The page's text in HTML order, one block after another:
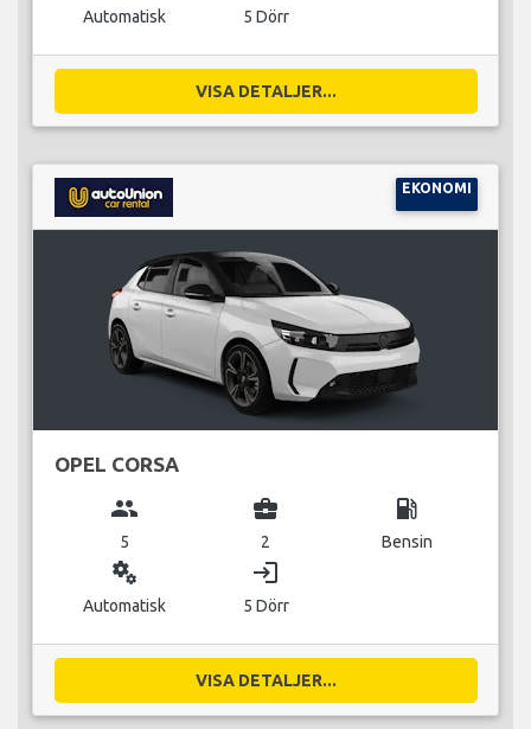
Automatisk 5 Dörr
VISA DETALJER...
EKONOMI
OPEL CORSA
group
5
business_center
2
local_gas_station
Bensin
miscellaneous_services
Automatisk
login
5 Dörr
VISA DETALJER...